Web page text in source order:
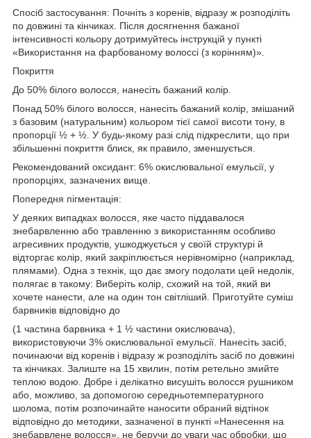
Спосіб застосування: Почніть з коренів, відразу ж розподіліть
по довжині та кінчиках. Після досягнення бажаної
інтенсивності кольору дотримуйтесь інструкцій у пункті
«Використання на фарбованому волоссі (з корінням)».
Покриття
До 50% білого волосся, нанесіть бажаний колір.
Понад 50% білого волосся, нанесіть бажаний колір, змішаний
з базовим (натуральним) кольором тієї самої висоти тону, в
пропорції ½ + ½. У будь-якому разі слід підкреслити, що при
збільшенні покриття блиск, як правило, зменшується.
Рекомендований оксидант: 6% окислювальної емульсії, у
пропорціях, зазначених вище.
Попередня пігментація:
У деяких випадках волосся, яке часто піддавалося
знебарвленню або травленню з використанням особливо
агресивних продуктів, ушкоджується у своїй структурі й
відторгає колір, який закріплюється нерівномірно (наприклад,
плямами). Одна з технік, що дає змогу подолати цей недолік,
полягає в такому: Виберіть колір, схожий на той, який ви
хочете нанести, але на один тон світліший. Приготуйте суміш
барвників відповідно до
(1 частина барвника + 1 ½ частини окислювача),
використовуючи 3% окислювальної емульсії. Нанесіть засіб,
починаючи від коренів і відразу ж розподіліть засіб по довжині
та кінчиках. Залиште на 15 хвилин, потім ретельно змийте
теплою водою. Добре і делікатно висушіть волосся рушником
або, можливо, за допомогою середньотемпературного
шолома, потім розпочинайте наносити обраний відтінок
відповідно до методики, зазначеної в пункті «Нанесення на
знебарвлене волосся», не беручи до уваги час обробки, що